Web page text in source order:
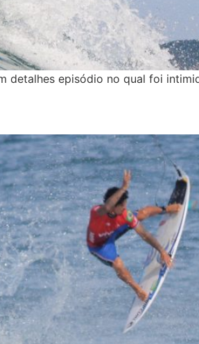
detalhes episódio no qual foi